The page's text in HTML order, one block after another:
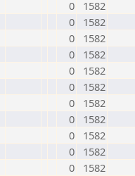
0
1582
0
1582
0
1582
0
1582
0
1582
0
1582
0
1582
0
1582
0
1582
0
1582
0
1582